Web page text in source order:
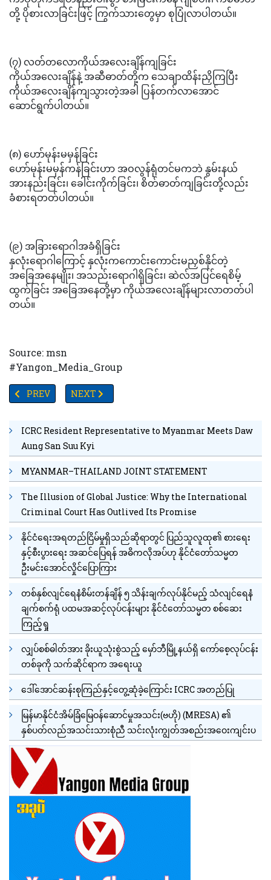
တို့ ပိုစားလာခြင်းဖြင့် ကြွက်သားတွေမှာ စုပြုံလာပါတယ်။
(၇) လတ်တလောကိုယ်အလေးချိန်ကျခြင်း
ကိုယ်အလေးချိန်နဲ့ အဆီဓာတ်တို့က သေချာထိန်းညှိကြပြီး
ကိုယ်အလေးချိန်ကျသွားတဲ့အခါ ပြန်တက်လာအောင်
ဆောင်ရွက်ပါတယ်။
(၈) ဟော်မုန်းမမှန်ခြင်း
ဟော်မုန်းမမှန်ကန်ခြင်းဟာ အဝလွန်ရုံတင်မကဘဲ နွမ်းနယ်
အားနည်းခြင်း၊ ခေါင်းကိုက်ခြင်း၊ စိတ်ဓာတ်ကျခြင်းတို့လည်း
ခံစားရတတ်ပါတယ်။
(၉) အခြားရောဂါအခံရှိခြင်း
နှလုံးရောဂါကြောင့် နှလုံးကကောင်းကောင်းမညှစ်နိုင်တဲ့
အခြေအနေမျိုး၊ အသည်းရောဂါရှိခြင်း၊ ဆဲလ်အပြင်ရေစိမ့်
ထွက်ခြင်း အခြေအနေတို့မှာ ကိုယ်အလေးချိန်များလာတတ်ပါ
တယ်။
Source: msn
#Yangon_Media_Group
PREVIOUS ARTICLE: နွားများ၏ကျန်းမာရေး၊မျိုးပွားနိုင်စွမ်း
PREV NEXT ARTICLE: ပျင်းခြောက်ခြောက်နေ၍ အ
NEXT
ICRC Resident Representative to Myanmar Meets Daw
Aung San Suu Kyi
MYANMAR–THAILAND JOINT STATEMENT
The Illusion of Global Justice: Why the International
Criminal Court Has Outlived Its Promise
နိုင်ငံရေးအရတည်ငြိမ်မှုရှိသည်ဆိုရာတွင် ပြည်သူလူထု၏ စားရေး
နှင့်စီးပွားရေး အဆင်ပြေရန် အဓိကလိုအပ်ဟု နိုင်ငံတော်သမ္မတ
ဦးမင်းအောင်လှိုင်ပြောကြား
တစ်နှစ်လျင်ရေနံစိမ်းတန်ချိန် ၅ သိန်းချက်လုပ်နိုင်မည့် သံလျင်ရေနံ
ချက်စက်ရုံ ပထမအဆင့်လုပ်ငန်းများ နိုင်ငံတော်သမ္မတ စစ်ဆေး
ကြည့်ရှု
လျှပ်စစ်ဓါတ်အား ခိုးယူသုံးစွဲသည့် မှော်ဘီမြို့နယ်ရှိ ကော်စေ့လုပ်ငန်း
တစ်ခုကို သက်ဆိုင်ရာက အရေးယူ
ဒေါ်အောင်ဆန်းစုကြည်နှင့်တွေ့ဆုံခဲ့ကြောင်း ICRC အတည်ပြု
မြန်မာနိုင်ငံအိမ်ခြံမြေဝန်ဆောင်မှုအသင်း(ဗဟို) (MRESA) ၏
နှစ်ပတ်လည်အသင်းသားစုံညီ သင်းလုံးကျွတ်အစည်းအဝေးကျင်းပ